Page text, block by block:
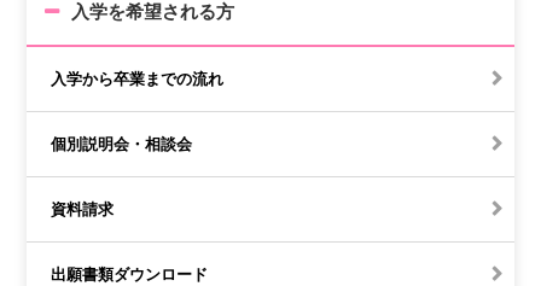
入学を希望される方
入学から卒業までの流れ
個別説明会・相談会
資料請求
出願書類ダウンロード